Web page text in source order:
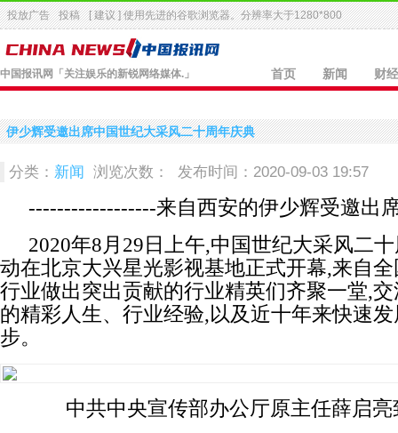
投放广告 投稿 [ 建议 ] 使用先进的谷歌浏览器。分辨率大于1280*800
中国报讯网 「关注娱乐的新锐网络媒体.」 首页 新闻 财经
伊少辉受邀出席中国世纪大采风二十周年庆典
分类： 新闻 浏览次数： 发布时间：2020-09-03 19:57
------------------来自西安的伊少辉受邀出
2020年8月29日上午,中国世纪大采风二
动在北京大兴星光影视基地正式开幕,来自
行业做出突出贡献的行业精英们齐聚一堂,
的精彩人生、行业经验,以及近十年来快速
步。
中共中央宣传部办公厅原主任薛启